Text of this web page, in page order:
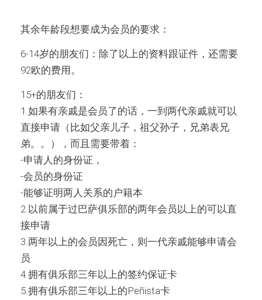
其余年龄段想要成为会员的要求：
6-14岁的朋友们：除了以上的资料跟证件，还需要
92欧的费用。
15+的朋友们：
1.如果有亲戚是会员了的话，一到两代亲戚就可以
直接申请（比如父亲儿子，祖父孙子，兄弟表兄
弟。。），而且需要带着：
-申请人的身份证，
-会员的身份证
-能够证明两人关系的户籍本
2.以前属于过巴萨俱乐部的两年会员以上的可以直
接申请
3.两年以上的会员因死亡，则一代亲戚能够申请会
员
4.拥有俱乐部三年以上的签约保证卡
5.拥有俱乐部三年以上的Peñista卡